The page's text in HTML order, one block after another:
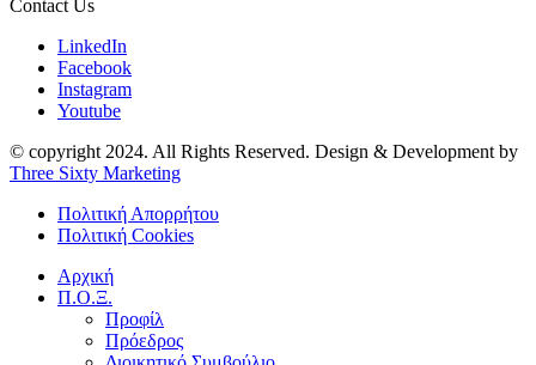
Contact Us
LinkedIn
Facebook
Instagram
Youtube
© copyright 2024. All Rights Reserved. Design & Development by
Three Sixty Marketing
Πολιτική Απορρήτου
Πολιτική Cookies
Αρχική
Π.Ο.Ξ.
Προφίλ
Πρόεδρος